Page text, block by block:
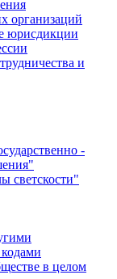
организаций
юрисдикции
и
-
светскости"
в целом